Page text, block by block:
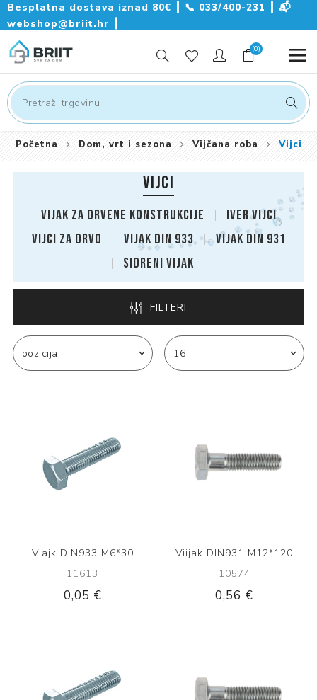
Besplatna dostava iznad 80€ ┃ 📞 033/400-231
📬
webshop@briit.hr
(0)
Početna Dom, vrt i sezona Vijčana roba Vijci
VIJCI
Vijak za drvene konstrukcije
Iver vijci
Vijci za drvo
Vijak DIN 933
Vijak DIN 931
Sidreni vijak
FILTERI
Viajk DIN933 M6*30
11613
0,05 €
Viijak DIN931 M12*120
10574
0,56 €